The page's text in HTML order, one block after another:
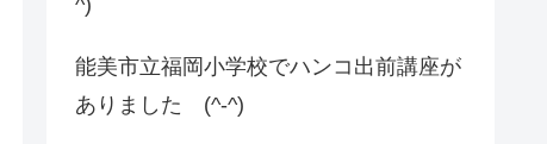
能美市立福岡小学校でハンコ出前講座が
ありました (^-^)